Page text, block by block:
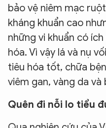
bảo vệ niêm mạc
kháng khuẩn cao
những vi khuẩn có
hóa. Vì vậy lá và nụ
tiêu hóa tốt, chữa
viêm gan, vàng da và
Quên đi nỗi lo tiểu